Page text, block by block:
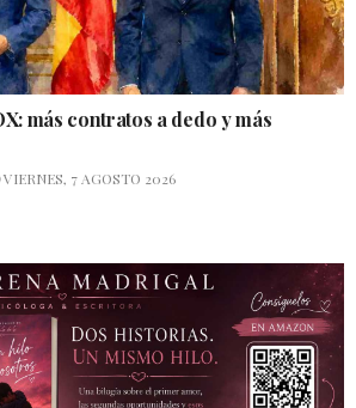
más contratos a dedo y más
VIERNES, 7 AGOSTO 2026